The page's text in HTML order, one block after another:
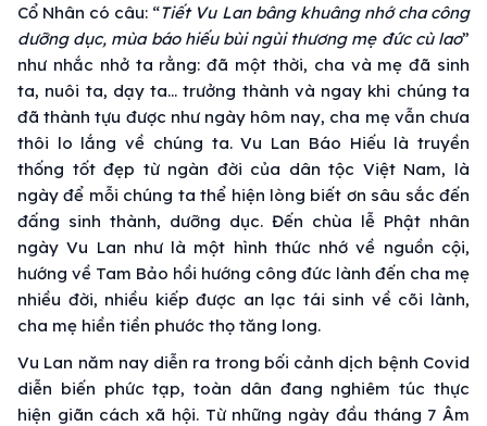
Cổ Nhân có câu: “Tiết Vu Lan bâng khuâng nhớ cha công
dưỡng dục, mùa báo hiếu bùi ngùi thương mẹ đức cù lao”
như nhắc nhở ta rằng: đã một thời, cha và mẹ đã sinh
ta, nuôi ta, dạy ta… trưởng thành và ngay khi chúng ta
đã thành tựu được như ngày hôm nay, cha mẹ vẫn chưa
thôi lo lắng về chúng ta. Vu Lan Báo Hiếu là truyền
thống tốt đẹp từ ngàn đời của dân tộc Việt Nam, là
ngày để mỗi chúng ta thể hiện lòng biết ơn sâu sắc đến
đấng sinh thành, dưỡng dục. Đến chùa lễ Phật nhân
ngày Vu Lan như là một hình thức nhớ về nguồn cội,
hướng về Tam Bảo hồi hướng công đức lành đến cha mẹ
nhiều đời, nhiều kiếp được an lạc tái sinh về cõi lành,
cha mẹ hiền tiền phước thọ tăng long.
Vu Lan năm nay diễn ra trong bối cảnh dịch bệnh Covid
diễn biến phức tạp, toàn dân đang nghiêm túc thực
hiện giãn cách xã hội. Từ những ngày đầu tháng 7 Âm